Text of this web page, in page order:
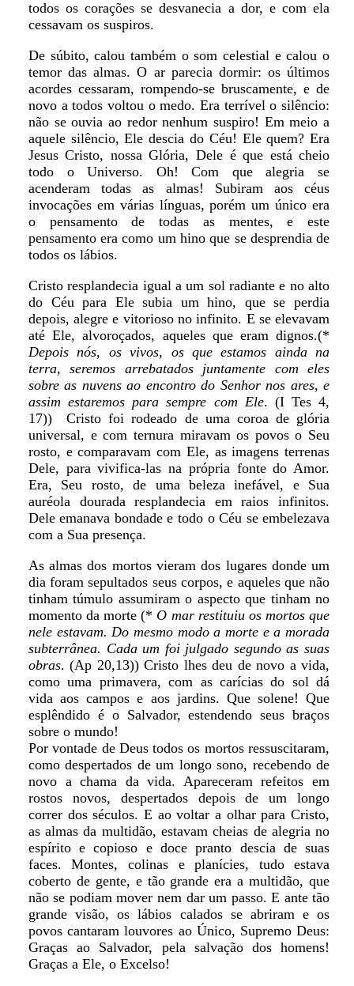
todos os corações se desvanecia a dor, e com ela
cessavam os suspiros.
De súbito, calou também o som celestial e calou o
temor das almas. O ar parecia dormir: os últimos
acordes cessaram, rompendo-se bruscamente, e de
novo a todos voltou o medo. Era terrível o silêncio:
não se ouvia ao redor nenhum suspiro! Em meio a
aquele silêncio, Ele descia do Céu! Ele quem? Era
Jesus Cristo, nossa Glória, Dele é que está cheio
todo o Universo. Oh! Com que alegria se
acenderam todas as almas! Subiram aos céus
invocações em várias línguas, porém um único era
o pensamento de todas as mentes, e este
pensamento era como um hino que se desprendia de
todos os lábios.
Cristo resplandecia igual a um sol radiante e no alto
do Céu para Ele subia um hino, que se perdia
depois, alegre e vitorioso no infinito. E se elevavam
até Ele, alvoroçados, aqueles que eram dignos.(*
Depois nós, os vivos, os que estamos ainda na
terra, seremos arrebatados juntamente com eles
sobre as nuvens ao encontro do Senhor nos ares, e
assim estaremos para sempre com Ele. (I Tes 4,
17)) Cristo foi rodeado de uma coroa de glória
universal, e com ternura miravam os povos o Seu
rosto, e comparavam com Ele, as imagens terrenas
Dele, para vivifica-las na própria fonte do Amor.
Era, Seu rosto, de uma beleza inefável, e Sua
auréola dourada resplandecia em raios infinitos.
Dele emanava bondade e todo o Céu se embelezava
com a Sua presença.
As almas dos mortos vieram dos lugares donde um
dia foram sepultados seus corpos, e aqueles que não
tinham túmulo assumiram o aspecto que tinham no
momento da morte (* O mar restituiu os mortos que
nele estavam. Do mesmo modo a morte e a morada
subterrânea. Cada um foi julgado segundo as suas
obras. (Ap 20,13)) Cristo lhes deu de novo a vida,
como uma primavera, com as carícias do sol dá
vida aos campos e aos jardins. Que solene! Que
esplêndido é o Salvador, estendendo seus braços
sobre o mundo!
Por vontade de Deus todos os mortos ressuscitaram,
como despertados de um longo sono, recebendo de
novo a chama da vida. Apareceram refeitos em
rostos novos, despertados depois de um longo
correr dos séculos. E ao voltar a olhar para Cristo,
as almas da multidão, estavam cheias de alegria no
espírito e copioso e doce pranto descia de suas
faces. Montes, colinas e planícies, tudo estava
coberto de gente, e tão grande era a multidão, que
não se podiam mover nem dar um passo. E ante tão
grande visão, os lábios calados se abriram e os
povos cantaram louvores ao Único, Supremo Deus:
Graças ao Salvador, pela salvação dos homens!
Graças a Ele, o Excelso!